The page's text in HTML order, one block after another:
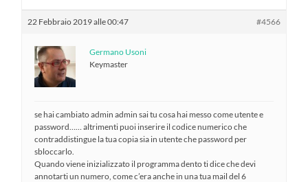
22 Febbraio 2019 alle 00:47 #4566
Germano Usoni
Keymaster
se hai cambiato admin admin sai tu cosa hai messo come utente e
password…… altrimenti puoi inserire il codice numerico che
contraddistingue la tua copia sia in utente che password per
sbloccarlo.
Quando viene inizializzato il programma dento ti dice che devi
annotarti un numero, come c’era anche in una tua mail del 6